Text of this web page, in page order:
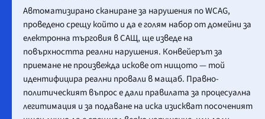
Автоматизирано сканиране за нарушения по WCAG,
проведено срещу който и да е голям набор от домейни за
електронна търговия в САЩ, ще изведе на
повърхността реални нарушения. Конвейерът за
приемане не произвежда искове от нищото — той
идентифицира реални провали в мащаб. Правно-
политическият въпрос е дали правилата за процесуална
легитимация и за подаване на иска изискват посоченият